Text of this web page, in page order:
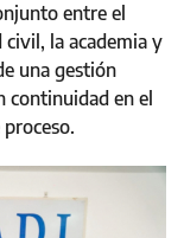
entre el
civil, la academia y
una gestión
en el